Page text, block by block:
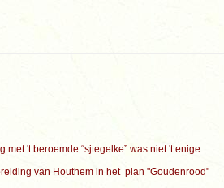
met 't beroemde “sjtegelke” was niet 't enige
van Houthem in het plan "Goudenrood"